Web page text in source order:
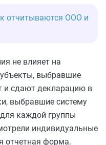
отчитываются ООО и
не влияет на
выбравшие
и сдают декларацию в
выбравшие систему
каждой группы
индивидуальные
отчетная форма.